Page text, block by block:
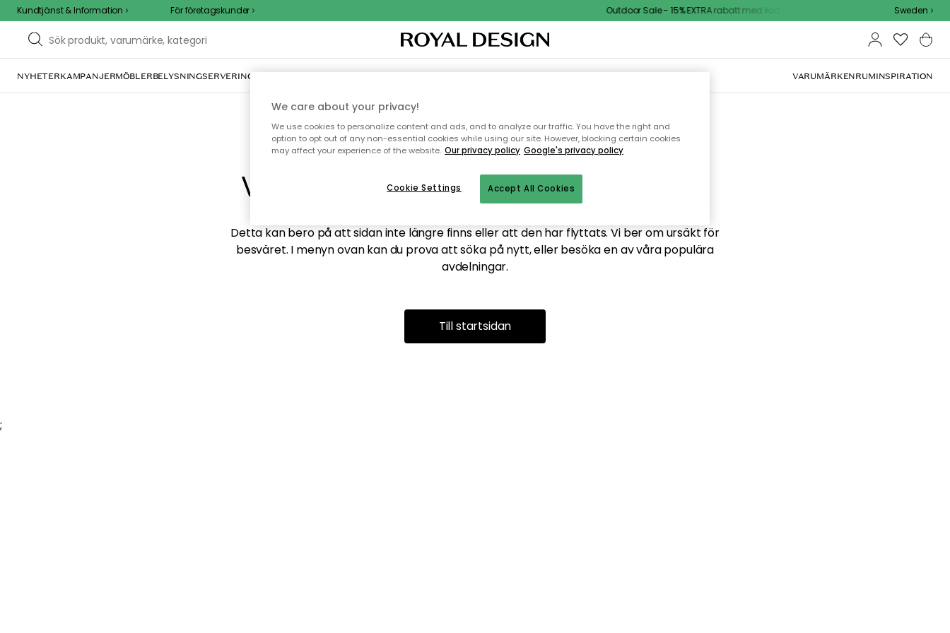
Kundtjänst & Information För företagskunder Outdoor Sale - 15% EXTRA rabatt med kod Sweden
NYHETERKAMPANJERMÖBLERBELYSNINGSERVERING INREDNINGTEXTIL & MATTORKÖKETFÖRVARINGUTEMÖBLER VARUMÄRKENRUMINSPIRATION
Vi hittar tyvärr inte sidan du söker
Detta kan bero på att sidan inte längre finns eller att den har flyttats. Vi ber om ursäkt för
besväret. I menyn ovan kan du prova att söka på nytt, eller besöka en av våra populära
avdelningar.
Till startsidan
;
We care about your privacy!
We use cookies to personalize content and ads, and to analyze our traffic. You have the right and
option to opt out of any non-essential cookies while using our site. However, blocking certain cookies
may affect your experience of the website. Our privacy policy Google's privacy policy
Accept All Cookies
Cookie Settings